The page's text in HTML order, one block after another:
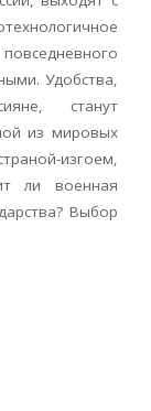
Удобства,
станут
из мировых
изгоем,
ли военная
Выбор